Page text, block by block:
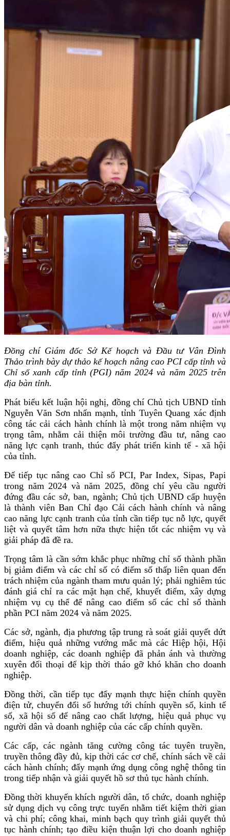
Đồng chí Giám đốc Sở Kế hoạch và Đầu tư Vân Đình
Thảo trình bày dự thảo kế hoạch nâng cao PCI cấp tỉnh và
Chỉ số xanh cấp tỉnh (PGI) năm 2024 và năm 2025 trên
địa bàn tỉnh.
Phát biểu kết luận hội nghị, đồng chí Chủ tịch UBND tỉnh
Nguyễn Văn Sơn nhấn mạnh, tỉnh Tuyên Quang xác định
công tác cải cách hành chính là một trong năm nhiệm vụ
trọng tâm, nhằm cải thiện môi trường đầu tư, nâng cao
năng lực cạnh tranh, thúc đẩy phát triển kinh tế - xã hội
của tỉnh.
Để tiếp tục nâng cao Chỉ số PCI, Par Index, Sipas, Papi
trong năm 2024 và năm 2025, đồng chí yêu cầu người
đứng đầu các sở, ban, ngành; Chủ tịch UBND cấp huyện
là thành viên Ban Chỉ đạo Cải cách hành chính và nâng
cao năng lực cạnh tranh của tỉnh cần tiếp tục nỗ lực, quyết
liệt và quyết tâm hơn nữa thực hiện tốt các nhiệm vụ và
giải pháp đã đề ra.
Trọng tâm là cần sớm khắc phục những chỉ số thành phần
bị giảm điểm và các chỉ số có điểm số thấp liên quan đến
trách nhiệm của ngành tham mưu quản lý; phải nghiêm túc
đánh giá chỉ ra các mặt hạn chế, khuyết điểm, xây dựng
nhiệm vụ cụ thể để nâng cao điểm số các chỉ số thành
phần PCI năm 2024 và năm 2025.
Các sở, ngành, địa phương tập trung rà soát giải quyết dứt
điểm, hiệu quả những vướng mắc mà các Hiệp hội, Hội
doanh nghiệp, các doanh nghiệp đã phản ánh và thường
xuyên đối thoại để kịp thời tháo gỡ khó khăn cho doanh
nghiệp.
Đồng thời, cần tiếp tục đẩy mạnh thực hiện chính quyền
điện tử, chuyển đổi số hướng tới chính quyền số, kinh tế
số, xã hội số để nâng cao chất lượng, hiệu quả phục vụ
người dân và doanh nghiệp của các cấp chính quyền.
Các cấp, các ngành tăng cường công tác tuyên truyền,
truyền thông đầy đủ, kịp thời các cơ chế, chính sách về cải
cách hành chính; đẩy mạnh ứng dụng công nghệ thông tin
trong tiếp nhận và giải quyết hồ sơ thủ tục hành chính.
Đồng thời khuyến khích người dân, tổ chức, doanh nghiệp
sử dụng dịch vụ công trực tuyến nhằm tiết kiệm thời gian
và chi phí; công khai, minh bạch quy trình giải quyết thủ
tục hành chính; tạo điều kiện thuận lợi cho doanh nghiệp